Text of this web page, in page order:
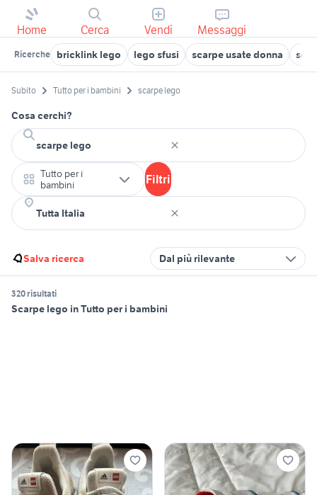
Home Cerca Vendi Messaggi
Ricerche bricklink lego lego sfusi scarpe usate donna
Subito Tutto per i bambini scarpe lego
Cosa cerchi?
Tutto per i
bambini
Filtri
Salva ricerca Dal più rilevante
320 risultati
Scarpe lego in Tutto per i bambini